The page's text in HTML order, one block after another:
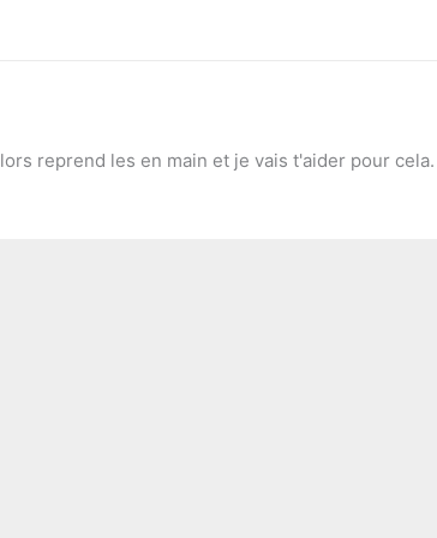
reprend les en main et je vais t'aider pour cela.